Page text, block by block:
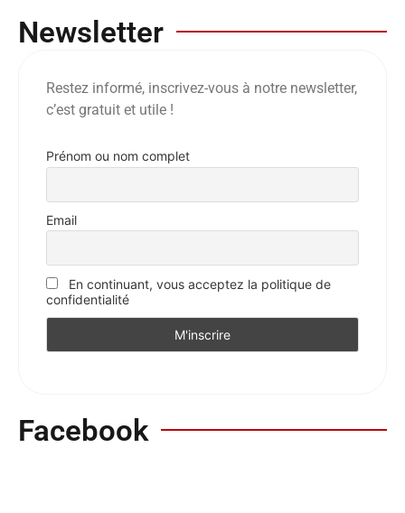
Newsletter
Restez informé, inscrivez-vous à notre newsletter,
c’est gratuit et utile !
Prénom ou nom complet
Email
En continuant, vous acceptez la politique de
confidentialité
Facebook